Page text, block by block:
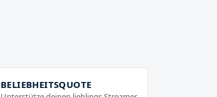
BELIEBHEITSQUOTE